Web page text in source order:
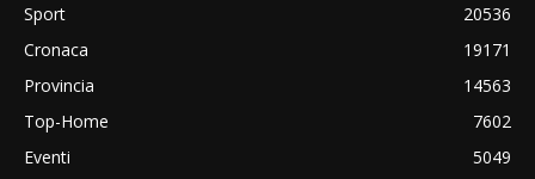
Sport
20536
Cronaca
19171
Provincia
14563
Top-Home
7602
Eventi
5049